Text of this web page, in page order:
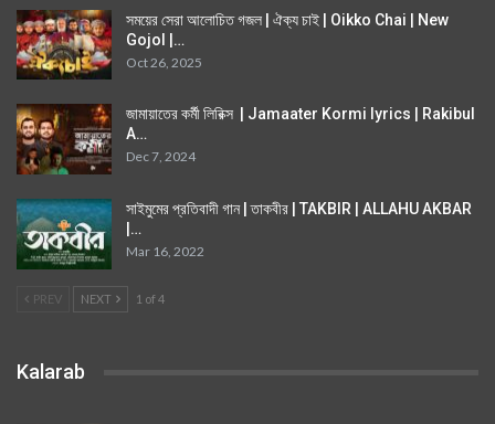
সময়ের সেরা আলোচিত গজল | ঐক্য চাই | Oikko Chai | New
Gojol |…
Oct 26, 2025
জামায়াতের কর্মী লিরিক্স | Jamaater Kormi lyrics | Rakibul
A…
Dec 7, 2024
সাইমুমের প্রতিবাদী গান | তাকবীর | TAKBIR | ALLAHU AKBAR
|…
Mar 16, 2022
PREV NEXT 1 of 4
Kalarab